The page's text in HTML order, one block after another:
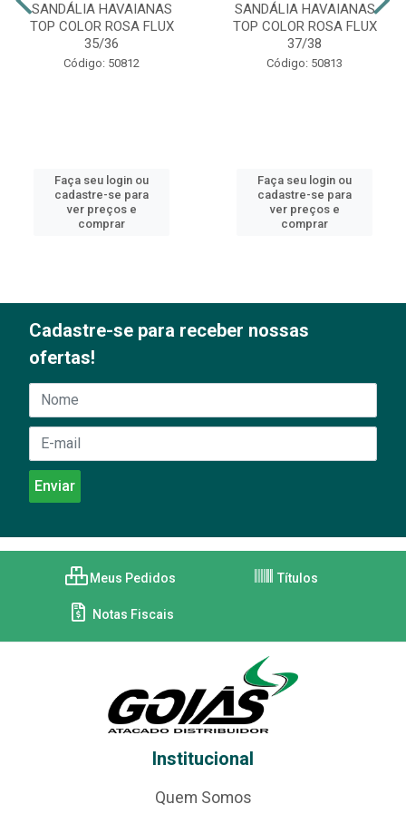
SANDÁLIA HAVAIANAS
TOP COLOR ROSA FLUX
35/36
Código: 50812
Faça seu login ou
cadastre-se para
ver preços e
comprar
SANDÁLIA HAVAIANAS
TOP COLOR ROSA FLUX
37/38
Código: 50813
Faça seu login ou
cadastre-se para
ver preços e
comprar
Cadastre-se para receber nossas
ofertas!
Meus Pedidos Títulos
Notas Fiscais
Institucional
Quem Somos